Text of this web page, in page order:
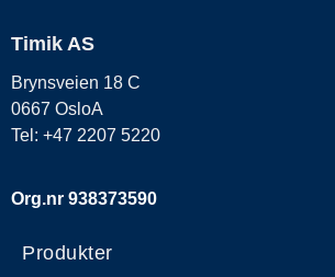
Timik AS
Brynsveien 18 C
0667 OsloA
Tel: +47 2207 5220
Org.nr 938373590
Produkter